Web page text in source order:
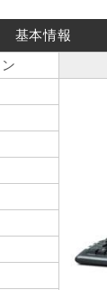
基本情報